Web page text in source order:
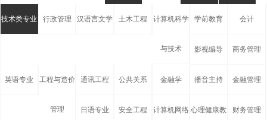
技术类专业 行政管理 汉语言文学 土木工程 计算机科学
与技术
学前教育 会计
影视编导 商务管理
英语专业 工程与造价
管理
通讯工程 公共关系 金融学 播音主持 金融管理
日语专业 安全工程 计算机网络 心理健康教 财务管理